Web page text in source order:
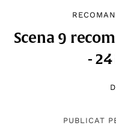
Scena 9
-
PUBLICAT